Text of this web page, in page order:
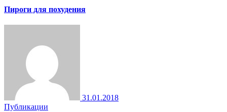
Пироги для похудения
31.01.2018
Публикации